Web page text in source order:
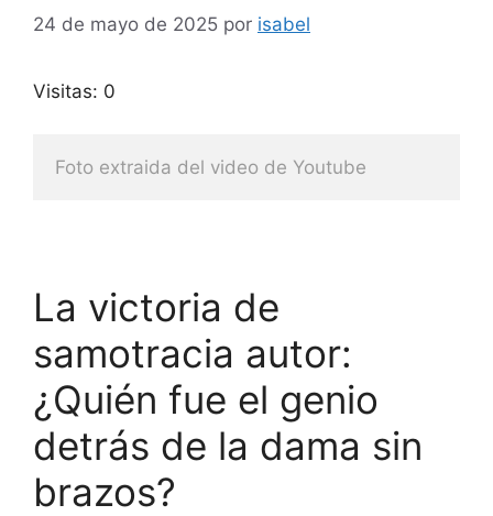
24 de mayo de 2025 por isabel
Visitas: 0
Foto extraida del video de Youtube
La victoria de
samotracia autor:
¿Quién fue el genio
detrás de la dama sin
brazos?